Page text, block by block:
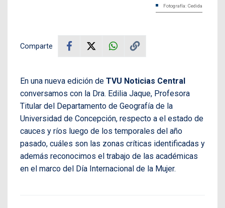
Fotografía: Cedida
Comparte
En una nueva edición de TVU Noticias Central
conversamos con la Dra. Edilia Jaque, Profesora
Titular del Departamento de Geografía de la
Universidad de Concepción, respecto a el estado de
cauces y ríos luego de los temporales del año
pasado, cuáles son las zonas críticas identificadas y
además reconocimos el trabajo de las académicas
en el marco del Día Internacional de la Mujer.